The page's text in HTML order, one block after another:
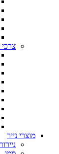
מוצרי נייר